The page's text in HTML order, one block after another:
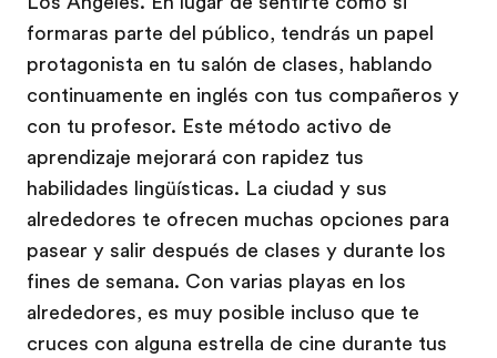
formaras parte del público, tendrás un papel
protagonista en tu salón de clases, hablando
continuamente en inglés con tus compañeros y
con tu profesor. Este método activo de
aprendizaje mejorará con rapidez tus
habilidades lingüísticas. La ciudad y sus
alrededores te ofrecen muchas opciones para
pasear y salir después de clases y durante los
fines de semana. Con varias playas en los
alrededores, es muy posible incluso que te
cruces con alguna estrella de cine durante tus